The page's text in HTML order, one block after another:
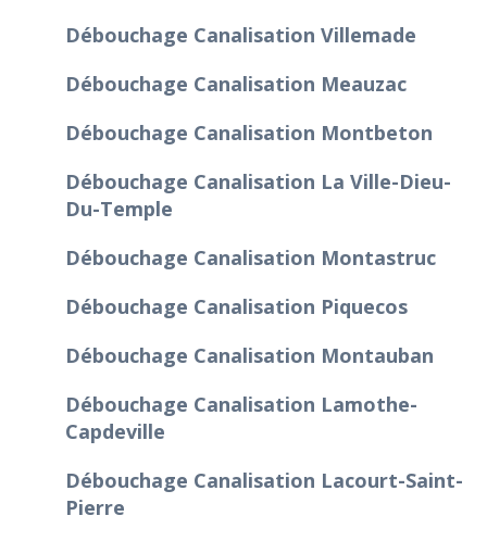
Débouchage Canalisation Villemade
Débouchage Canalisation Meauzac
Débouchage Canalisation Montbeton
Débouchage Canalisation La Ville-Dieu-
Du-Temple
Débouchage Canalisation Montastruc
Débouchage Canalisation Piquecos
Débouchage Canalisation Montauban
Débouchage Canalisation Lamothe-
Capdeville
Débouchage Canalisation Lacourt-Saint-
Pierre